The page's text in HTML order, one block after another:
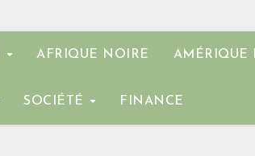
AFRIQUE NOIRE AMÉRIQUE
SOCIÉTÉ FINANCE